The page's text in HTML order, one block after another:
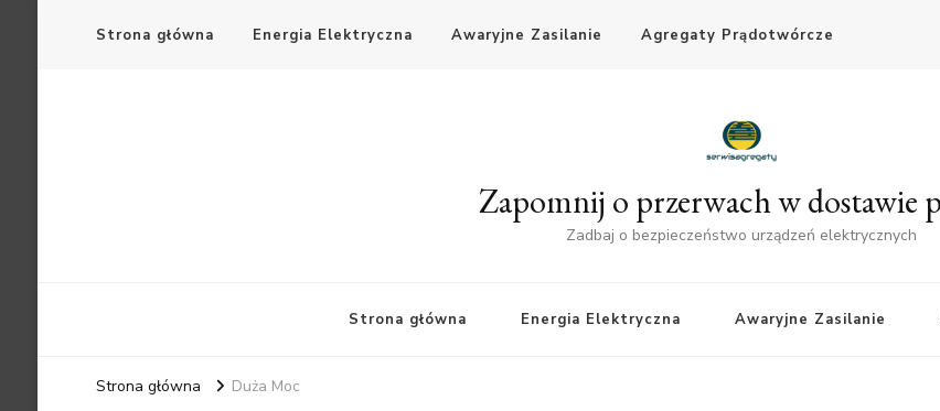
Strona główna Energia Elektryczna Awaryjne Zasilanie Agregaty Prądotwórcze
Zapomnij o przerwach w dostawie
Zadbaj o bezpieczeństwo urządzeń elektrycznych
Strona główna Energia Elektryczna Awaryjne Zasilanie
Strona główna Duża Moc